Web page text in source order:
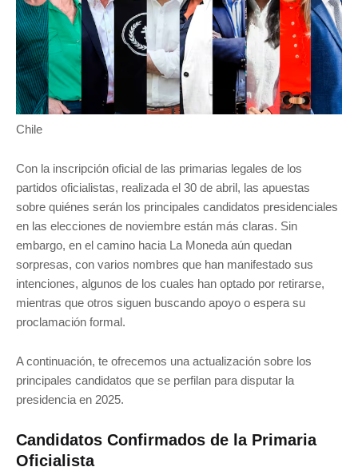
Chile
Con la inscripción oficial de las primarias legales de los
partidos oficialistas, realizada el 30 de abril, las apuestas
sobre quiénes serán los principales candidatos presidenciales
en las elecciones de noviembre están más claras. Sin
embargo, en el camino hacia La Moneda aún quedan
sorpresas, con varios nombres que han manifestado sus
intenciones, algunos de los cuales han optado por retirarse,
mientras que otros siguen buscando apoyo o espera su
proclamación formal.
A continuación, te ofrecemos una actualización sobre los
principales candidatos que se perfilan para disputar la
presidencia en 2025.
Candidatos Confirmados de la Primaria
Oficialista